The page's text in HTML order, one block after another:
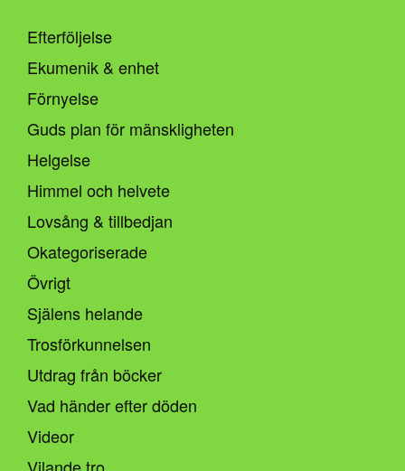
Efterföljelse
Ekumenik & enhet
Förnyelse
Guds plan för mänskligheten
Helgelse
Himmel och helvete
Lovsång & tillbedjan
Okategoriserade
Övrigt
Själens helande
Trosförkunnelsen
Utdrag från böcker
Vad händer efter döden
Videor